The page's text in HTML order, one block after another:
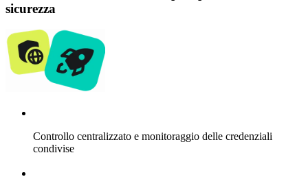
sicurezza
Controllo centralizzato e monitoraggio delle credenziali
condivise